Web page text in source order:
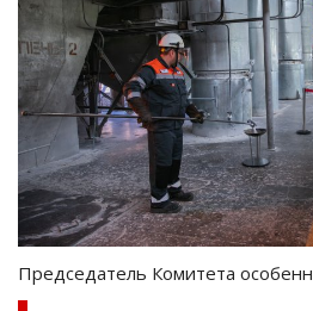
Председатель Комитета